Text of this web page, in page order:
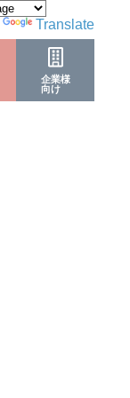
企業様
向け
Translate